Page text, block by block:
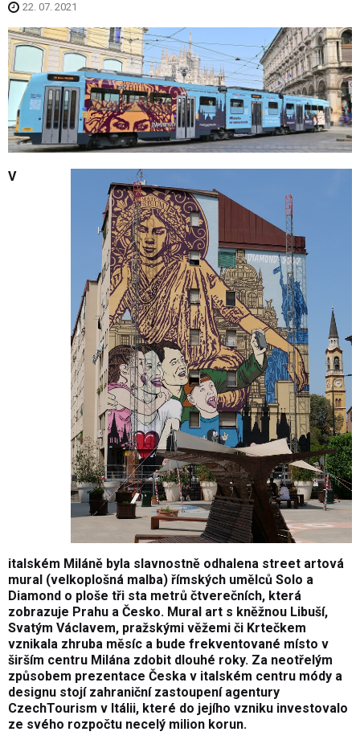
22. 07. 2021
V
italském Miláně byla slavnostně odhalena street artová
mural (velkoplošná malba) římských umělců Solo a
Diamond o ploše tři sta metrů čtverečních, která
zobrazuje Prahu a Česko. Mural art s kněžnou Libuší,
Svatým Václavem, pražskými věžemi či Krtečkem
vznikala zhruba měsíc a bude frekventované místo v
širším centru Milána zdobit dlouhé roky. Za neotřelým
způsobem prezentace Česka v italském centru módy a
designu stojí zahraniční zastoupení agentury
CzechTourism v Itálii, které do jejího vzniku investovalo
ze svého rozpočtu necelý milion korun.